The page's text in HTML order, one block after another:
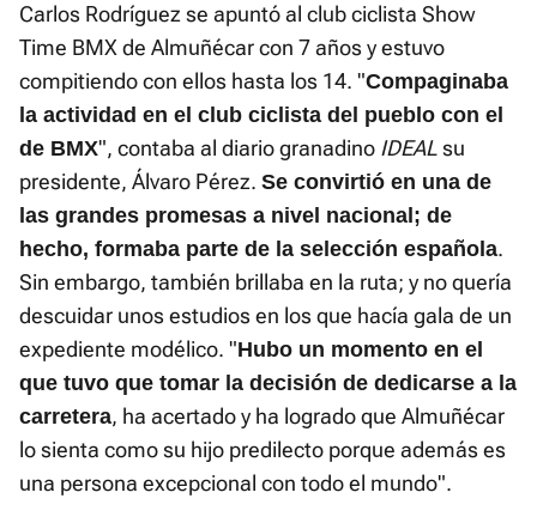
Carlos Rodríguez se apuntó al club ciclista Show
Time BMX de Almuñécar con 7 años y estuvo
compitiendo con ellos hasta los 14. "Compaginaba
la actividad en el club ciclista del pueblo con el
de BMX", contaba al diario granadino IDEALsu
presidente, Álvaro Pérez. Se convirtió en una de
las grandes promesas a nivel nacional; de
hecho, formaba parte de la selección española.
Sin embargo, también brillaba en la ruta; y no quería
descuidar unos estudios en los que hacía gala de un
expediente modélico. "Hubo un momento en el
que tuvo que tomar la decisión de dedicarse a la
carretera, ha acertado y ha logrado que Almuñécar
lo sienta como su hijo predilecto porque además es
una persona excepcional con todo el mundo".